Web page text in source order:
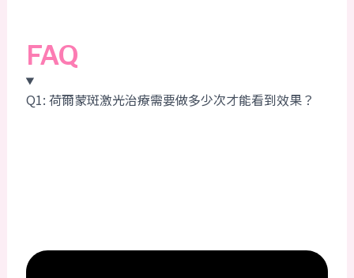
FAQ
Q1: 荷爾蒙斑激光治療需要做多少次才能看到效果？